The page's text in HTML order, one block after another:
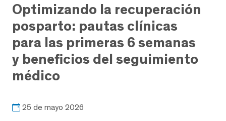
Optimizando la recuperación
posparto: pautas clínicas
para las primeras 6 semanas
y beneficios del seguimiento
médico
25 de mayo 2026